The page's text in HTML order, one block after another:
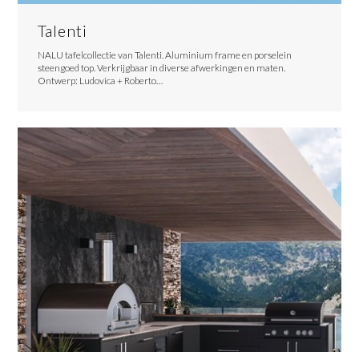
Talenti
​NALU tafelcollectie van Talenti. Aluminium frame en porselein
steengoed top. Verkrijgbaar in diverse afwerkingen en maten.
Ontwerp: Ludovica + Roberto…